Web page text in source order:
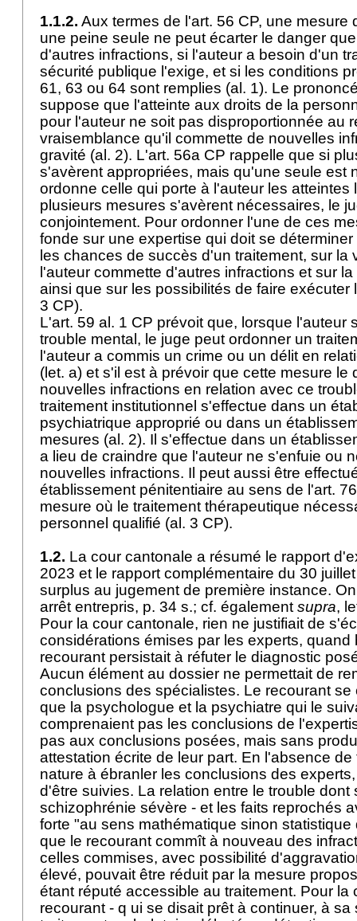
1.1.2. Aux termes de l'art. 56 CP, une mesure
une peine seule ne peut écarter le danger
d'autres infractions, si l'auteur a besoin d'un
sécurité publique l'exige, et si les conditions
61, 63 ou 64 sont remplies (al. 1). Le
suppose que l'atteinte aux droits de la
pour l'auteur ne soit pas disproportionnée au
vraisemblance qu'il commette de nouvelles
gravité (al. 2). L'art. 56a CP rappelle que si
s'avèrent appropriées, mais qu'une seule est
ordonne celle qui porte à l'auteur les atteintes
plusieurs mesures s'avèrent nécessaires, le
conjointement. Pour ordonner l'une de ces
fonde sur une expertise qui doit se
les chances de succès d'un traitement, sur la
l'auteur commette d'autres infractions et sur
ainsi que sur les possibilités de faire exécuter
3 CP).
L'art. 59 al. 1 CP prévoit que, lorsque l'auteur
trouble mental, le juge peut ordonner un
l'auteur a commis un crime ou un délit en
(let. a) et s'il est à prévoir que cette mesure le
nouvelles infractions en relation avec ce
traitement institutionnel s'effectue dans un
psychiatrique approprié ou dans un
mesures (al. 2). Il s'effectue dans un
a lieu de craindre que l'auteur ne s'enfuie ou
nouvelles infractions. Il peut aussi être
établissement pénitentiaire au sens de l'art.
mesure où le traitement thérapeutique
personnel qualifié (al. 3 CP).
1.2. La cour cantonale a résumé le rapport
2023 et le rapport complémentaire du 30
surplus au jugement de première instance.
arrêt entrepris, p. 34 s.; cf. également supra,
Pour la cour cantonale, rien ne justifiait de
considérations émises par les experts, quand
recourant persistait à réfuter le diagnostic
Aucun élément au dossier ne permettait de
conclusions des spécialistes. Le recourant se
que la psychologue et la psychiatre qui le
comprenaient pas les conclusions de
pas aux conclusions posées, mais sans
attestation écrite de leur part. En l'absence
nature à ébranler les conclusions des
d'être suivies. La relation entre le trouble dont
schizophrénie sévère - et les faits reprochés
forte "au sens mathématique sinon statistique
que le recourant commît à nouveau des
celles commises, avec possibilité
élevé, pouvait être réduit par la mesure
étant réputé accessible au traitement. Pour la
recourant - q ui se disait prêt à continuer, à sa